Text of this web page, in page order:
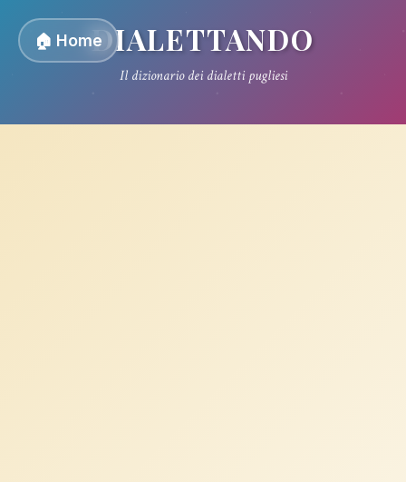
🏠 HomeDIALETTANDO
Il dizionario dei dialetti pugliesi